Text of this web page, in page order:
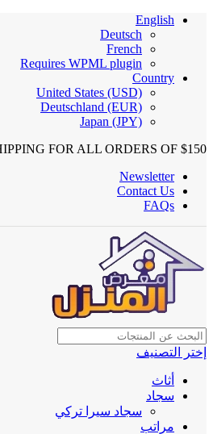
English
Deutsch
French
Requires WPML plugin
Country
United States (USD)
Deutschland (EUR)
Japan (JPY)
FOR ALL ORDERS OF $150
Newsletter
Contact Us
FAQs
إختر التصنيف
أثاث
سجاد
سجاد سيرا تركي
مراتب